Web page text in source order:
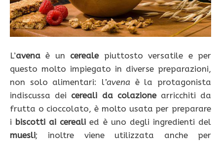
L’avena è un cerealepiuttosto versatile e per
questo molto impiegato in diverse preparazioni,
non solo alimentari: l’avena è la protagonista
indiscussa dei cereali da colazionearricchiti da
frutta o cioccolato, è molto usata per preparare
i biscotti ai cereali ed è uno degli ingredienti del
muesli; inoltre viene utilizzata anche per